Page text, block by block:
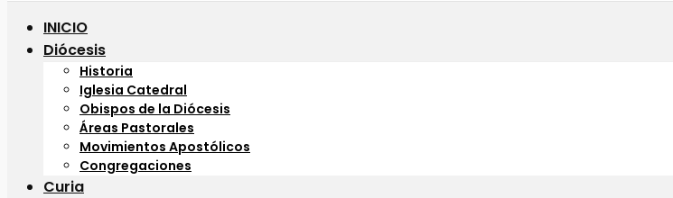
INICIO
Diócesis
Historia
Iglesia Catedral
Obispos de la Diócesis
Áreas Pastorales
Movimientos Apostólicos
Congregaciones
Curia